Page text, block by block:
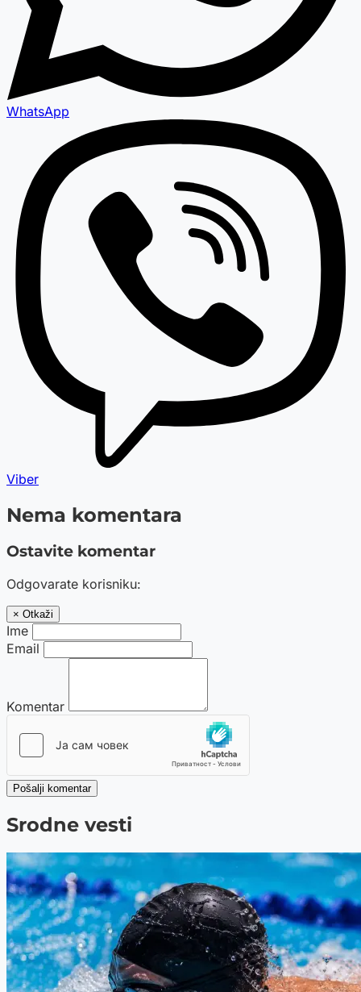
WhatsApp
Viber
Nema komentara
Ostavite komentar
Odgovarate korisniku:
× Otkaži
Ime
Email
Komentar
Pošalji komentar
Srodne vesti